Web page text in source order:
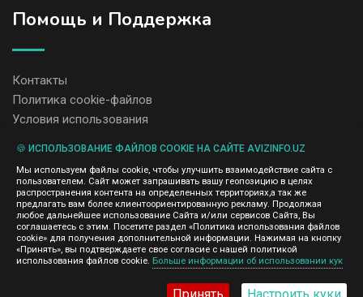
Помощь и Поддержка
Контакты
Политика cookie-файлов
Условия использования
содержание размещенных объявлений.
Мы ценим конфиденциальность наших пользователей. Мы не
передаем и не продаем личную информацию зарегистрированных
пользователей AvizInfo.uz третьим лицам. Мы не отвечаем за
правила конфиденциальности сайтов на которые ссылается
AvizInfo.uz. На некоторых страницах нашего сайта представлена
реклама Google Adsense Advertising Network. Чтобы узнать
подробней о правилах конфиденциальности Googleнажмите тут
🍪 ИСПОЛЬЗОВАНИЕ ФАЙЛОВ COOKIE НА САЙТЕ AVIZINFO.UZ
Мы используем файлы cookie, чтобы улучшить взаимодействие сайта с
пользователем. Сайт может запрашивать вашу геопозицию в целях
распространения контента на определенных территориях,а так же
предлагать вам более клиентоориентированную рекламу. Продолжая
любое дальнейшее использование Сайта и/или сервисов Сайта, Вы
соглашаетесь с этим. Посетите раздел «Политика использования файлов
cookie» для получения дополнительной информации. Нажимая на кнопку
«Принять», вы подтверждаете свое согласие с нашей политикой
использования файлов cookie. Больше информации об использовании кук